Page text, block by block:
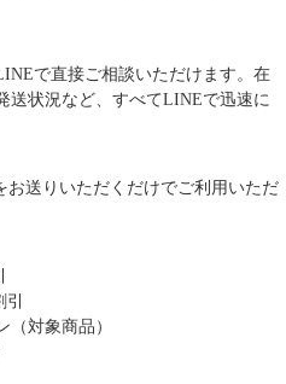
で直接ご相談いただけます。在
送状況など、すべてLINEで迅速に
送りいただくだけでご利用いただ
（対象商品）